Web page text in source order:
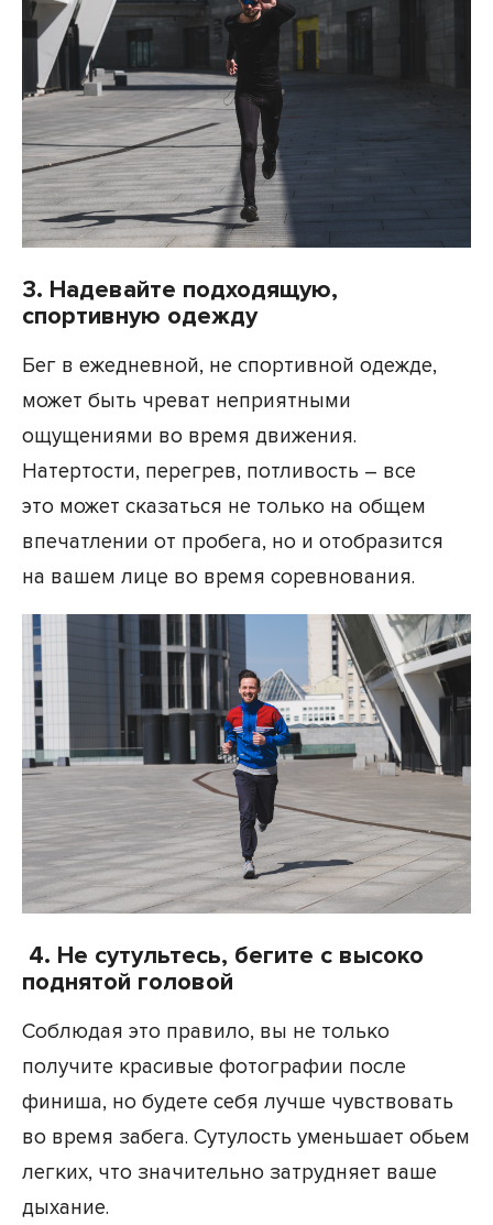
3. Надевайте подходящую,
спортивную одежду
Бег в ежедневной, не спортивной одежде,
может быть чреват неприятными
ощущениями во время движения.
Натертости, перегрев, потливость – все
это может сказаться не только на общем
впечатлении от пробега, но и отобразится
на вашем лице во время соревнования.
4. Не сутультесь, бегите с высоко
поднятой головой
Соблюдая это правило, вы не только
получите красивые фотографии после
финиша, но будете себя лучше чувствовать
во время забега. Сутулость уменьшает обьем
легких, что значительно затрудняет ваше
дыхание.